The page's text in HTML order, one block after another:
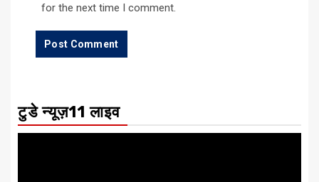
for the next time I comment.
टुडे न्यूज़11 लाइव